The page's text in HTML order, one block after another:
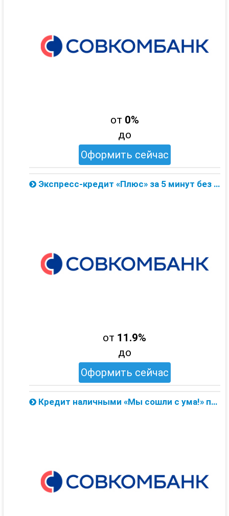
от 0%
до
Оформить сейчас
Экспресс-кредит «Плюс» за 5 минут без справки о доходе от Совкомбанка — онлайн заявка
от 11.9%
до
Оформить сейчас
Кредит наличными «Мы сошли с ума!» по ставке 8.9% от Совкомбанка — онлайн заявка